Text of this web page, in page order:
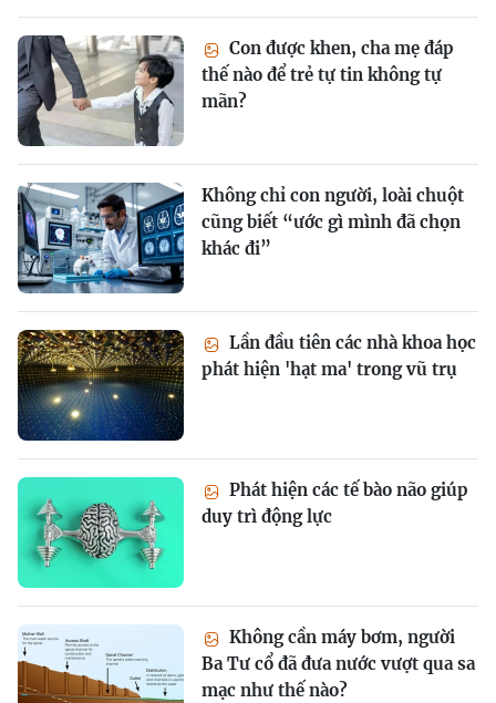
Con được khen, cha mẹ đáp
thế nào để trẻ tự tin không tự
mãn?
Không chỉ con người, loài chuột
cũng biết “ước gì mình đã chọn
khác đi”
Lần đầu tiên các nhà khoa học
phát hiện 'hạt ma' trong vũ trụ
Phát hiện các tế bào não giúp
duy trì động lực
Không cần máy bơm, người
Ba Tư cổ đã đưa nước vượt qua sa
mạc như thế nào?